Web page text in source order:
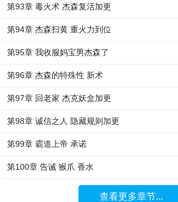
第93章 毒火术 杰森复活加更
第94章 杰森扫黄 重火力到位
第95章 我收服妈宝男杰森了
第96章 杰森的特殊性 新术
第97章 回老家 杰克妖盒加更
第98章 诚信之人 隐藏规则加更
第99章 霸道上帝 承诺
第100章 告诫 猴爪 香水
查看更多章节...